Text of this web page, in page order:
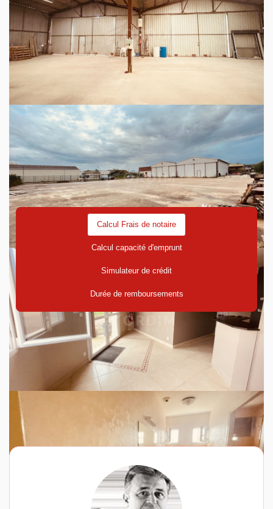
Sur un terrain clos de 4000 m² ensemble comprenant :
123 m² environ de locaux avec espace d'accueil, 2
bureaux, local archive, salle de réunion, cuisine, sanitaires
et vestiaire.
Entrepôt dallé et fermé sur 400 m² environ
Découvrez votre futur quartier
Avec votre expert GROUPE ORDIM
Calcul Frais de notaire
Calcul capacité d'emprunt
Simulateur de crédit
Durée de remboursements